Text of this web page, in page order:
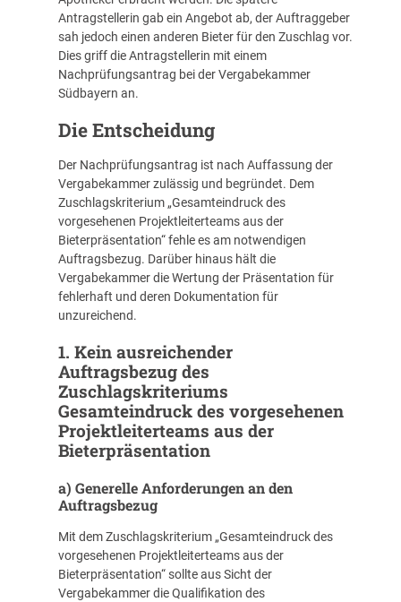
Antragstellerin gab ein Angebot ab, der Auftraggeber
sah jedoch einen anderen Bieter für den Zuschlag vor.
Dies griff die Antragstellerin mit einem
Nachprüfungsantrag bei der Vergabekammer
Südbayern an.
Die Entscheidung
Der Nachprüfungsantrag ist nach Auffassung der
Vergabekammer zulässig und begründet. Dem
Zuschlagskriterium „Gesamteindruck des
vorgesehenen Projektleiterteams aus der
Bieterpräsentation“ fehle es am notwendigen
Auftragsbezug. Darüber hinaus hält die
Vergabekammer die Wertung der Präsentation für
fehlerhaft und deren Dokumentation für
unzureichend.
1. Kein ausreichender
Auftragsbezug des
Zuschlagskriteriums
Gesamteindruck des vorgesehenen
Projektleiterteams aus der
Bieterpräsentation
a) Generelle Anforderungen an den
Auftragsbezug
Mit dem Zuschlagskriterium „Gesamteindruck des
vorgesehenen Projektleiterteams aus der
Bieterpräsentation“ sollte aus Sicht der
Vergabekammer die Qualifikation des